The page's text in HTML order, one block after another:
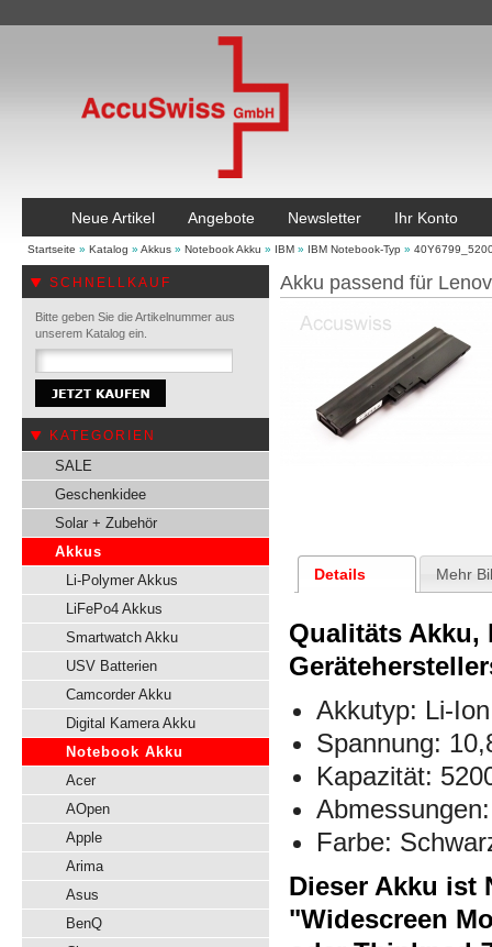
Neue Artikel Angebote Newsletter Ihr Konto
Startseite » Katalog » Akkus » Notebook Akku » IBM » IBM Notebook-Typ »
SCHNELLKAUF
Bitte geben Sie die Artikelnummer aus
unserem Katalog ein.
KATEGORIEN
SALE
Geschenkidee
Solar + Zubehör
Akkus
Li-Polymer Akkus
LiFePo4 Akkus
Smartwatch Akku
USV Batterien
Camcorder Akku
Digital Kamera Akku
Notebook Akku
Acer
AOpen
Apple
Arima
Asus
BenQ
Akku passend für
Details Mehr
Qualitäts Akku,
Akkutyp: Li-Ion
Spannung:
Kapazität:
Farbe:
Dieser Akku ist
"Widescreen